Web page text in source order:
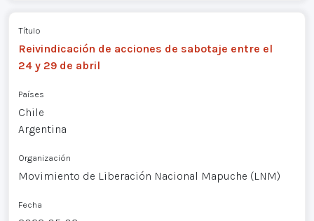
Título
Reivindicación de acciones de sabotaje entre el
24 y 29 de abril
Países
Chile
Argentina
Organización
Movimiento de Liberación Nacional Mapuche (LNM)
Fecha